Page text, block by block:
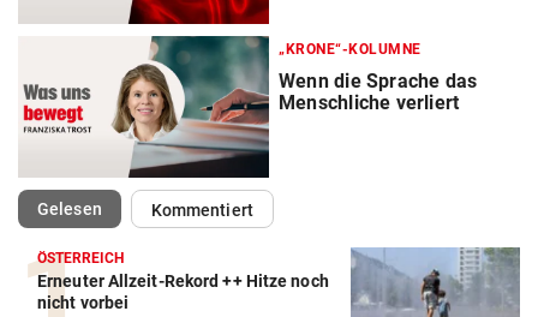
„KRONE“-KOLUMNE
Wenn die Sprache das
Menschliche verliert
Gelesen(ausgewählt)Kommentiert
ÖSTERREICH
Erneuter Allzeit-Rekord ++ Hitze noch
nicht vorbei